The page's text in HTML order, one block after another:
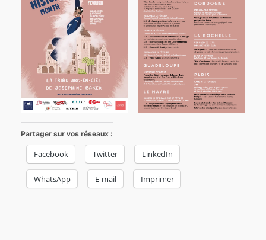
Partager sur vos réseaux :
Facebook Twitter LinkedIn
WhatsApp E-mail Imprimer